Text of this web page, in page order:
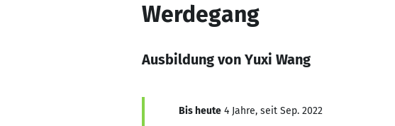
Werdegang
Ausbildung von Yuxi Wang
Bis heute 4 Jahre, seit Sep. 2022